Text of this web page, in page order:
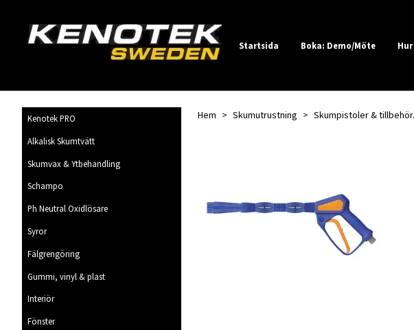
Startsida Boka: Demo/Möte
Kenotek PRO
Alkalisk Skumtvätt
Skumvax & Ytbehandling
Schampo
Ph Neutral Oxidlösare
Syror
Fälgrengöring
Gummi, vinyl & plast
Interiör
Fönster
Hem Skumutrustning Skumpistoler & tillbehör.